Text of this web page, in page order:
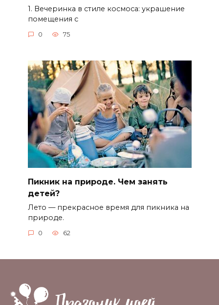
1. Вечеринка в стиле космоса: украшение
помещения с
0 75
Пикник на природе. Чем занять
детей?
Лето — прекрасное время для пикника на
природе.
0 62